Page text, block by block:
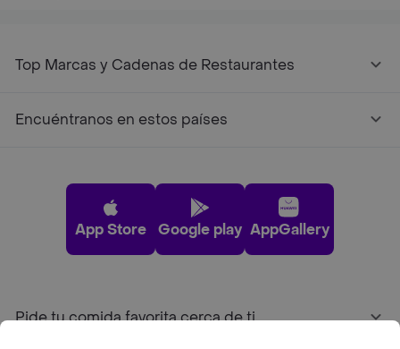
Top Marcas y Cadenas de Restaurantes
Encuéntranos en estos países
App Store Google play AppGallery
Pide tu comida favorita cerca de ti